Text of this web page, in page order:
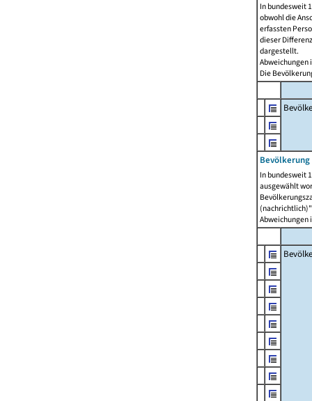
In bundesweit
obwohl die
erfassten
dieser
dargestellt.
Abweichungen
Die
In bundesweit
ausgewählt
Abweichungen